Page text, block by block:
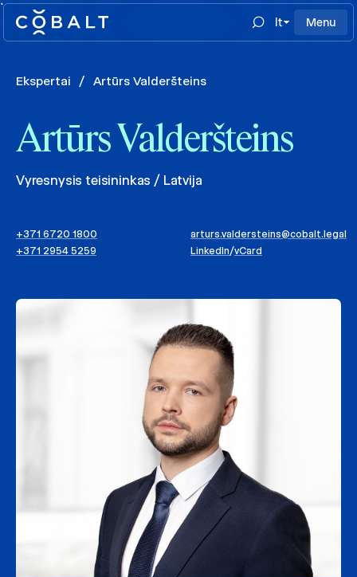
`
lt
Menu
Ekspertai / Artūrs Valderšteins
Artūrs Valderšteins
Vyresnysis teisininkas / Latvija
+371 6720 1800
+371 2954 5259
arturs.valdersteins@cobalt.legal
LinkedIn/vCard